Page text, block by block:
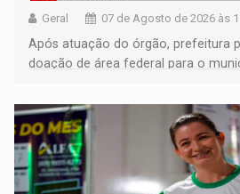
Geral 07 de Agosto de 2026 às
Após atuação do órgão, prefeitura
doação de área federal para o